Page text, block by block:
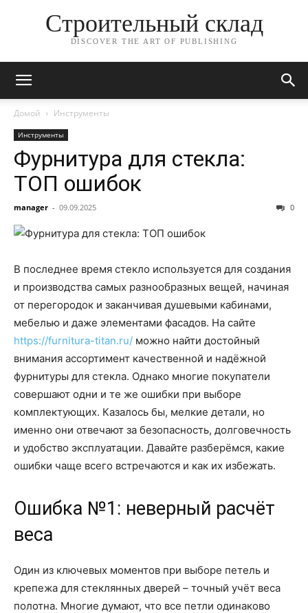
Строительный склад
DISCOVER THE ART OF PUBLISHING
Домой Инструменты
Инструменты
Фурнитура для стекла:
ТОП ошибок
manager - 09.09.2025 0
В последнее время стекло используется для создания
и производства самых разнообразных вещей, начиная
от перегородок и заканчивая душевыми кабинами,
мебелью и даже элементами фасадов. На сайте
https://furnitura-titan.ru/ можно найти достойный
внимания ассортимент качественной и надёжной
фурнитуры для стекла. Однако многие покупатели
совершают одни и те же ошибки при выборе
комплектующих. Казалось бы, мелкие детали, но
именно они отвечают за безопасность, долговечность
и удобство эксплуатации. Давайте разберёмся, какие
ошибки чаще всего встречаются и как их избежать.
Ошибка №1: неверный расчёт
веса
Один из ключевых моментов при выборе петель и
крепежа для стеклянных дверей – точный учёт веса
полотна. Многие думают, что все петли одинаково